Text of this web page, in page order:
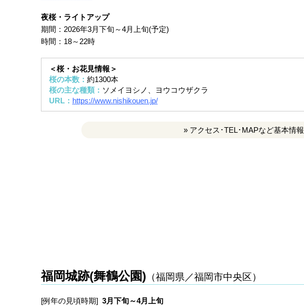
夜桜・ライトアップ
期間：2026年3月下旬～4月上旬(予定)
時間：18～22時
＜桜・お花見情報＞
桜の本数： 約1300本
桜の主な種類： ソメイヨシノ、ヨウコウザクラ
URL： https://www.nishikouen.jp/
» アクセス･TEL･MAPなど基本情報
福岡城跡(舞鶴公園) （福岡県／福岡市中央区）
[例年の見頃時期] 3月下旬～4月上旬